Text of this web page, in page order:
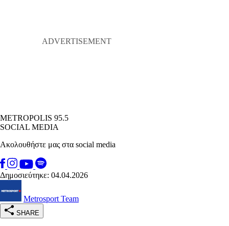
METROPOLIS 95.5
SOCIAL MEDIA
Ακολουθήστε μας στα social media
Δημοσιεύτηκε: 04.04.2026
Metrosport Team
SHARE